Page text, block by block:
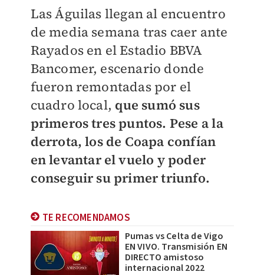
Las Águilas llegan al encuentro
de media semana tras caer ante
Rayados en el Estadio BBVA
Bancomer, escenario donde
fueron remontadas por el
cuadro local, que sumó sus
primeros tres puntos. Pese a la
derrota, los de Coapa confían
en levantar el vuelo y poder
conseguir su primer triunfo.
TE RECOMENDAMOS
Pumas vs Celta de Vigo
EN VIVO. Transmisión EN
DIRECTO amistoso
internacional 2022